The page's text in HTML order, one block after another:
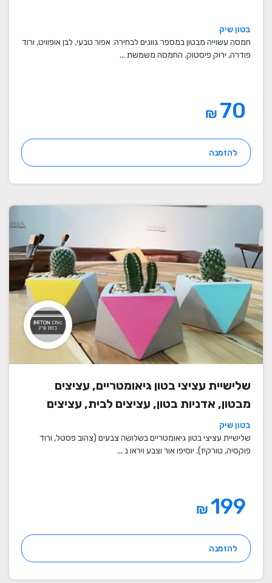
בטון שיק
חמסה עשוייה מבטון במספר גוונים לבחירה: אפור טבעי, לבן אופוויט, ורוד
פודרה, ירוק פיסטוק. החמסה משמשת ...
₪
להזמנה
שלישיית עציצי בטון גיאומטריים, עציצים
מבטון, אדניות בטון, עציצים לבית, עציצים
מיוחדים, עציצים מעוצבים, עציצי מתנה,
מתנות לחגים
בטון שיק
שלישיית עציצי בטון גיאומטריים בשלושה צבעים (צהוב פסטל, ורוד
פוקסיה, טורקיז). יוסיפו אור וצבע ויראו נ ...
₪
להזמנה